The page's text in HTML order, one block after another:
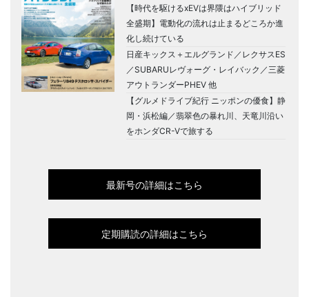
【時代を駆けるxEVは界隈はハイブリッド
全盛期】電動化の流れは止まるどころか進
化し続けている
日産キックス＋エルグランド／レクサスES
／SUBARUレヴォーグ・レイバック／三菱
アウトランダーPHEV 他
【グルメドライブ紀行 ニッポンの優食】静
岡・浜松編／翡翠色の暴れ川、天竜川沿い
をホンダCR-Vで旅する
最新号の詳細はこちら
定期購読の詳細はこちら